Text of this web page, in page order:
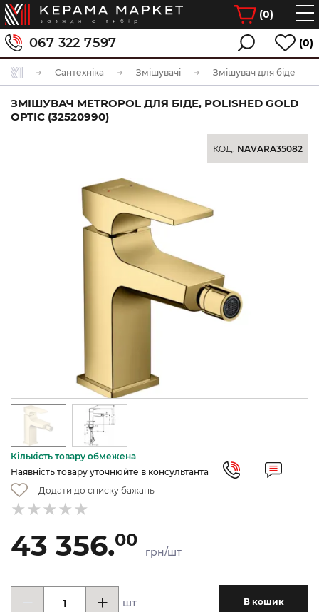
(0)
067 322 7597 (0)
Сантехніка Змішувачі Змішувач для біде
ЗМІШУВАЧ METROPOL ДЛЯ БІДЕ, POLISHED GOLD
OPTIC (32520990)
КОД: NAVARA35082
Кількість товару обмежена
Наявність товару уточнюйте в консультанта
Додати до списку бажань
43 356.00
грн/шт
шт В кошик